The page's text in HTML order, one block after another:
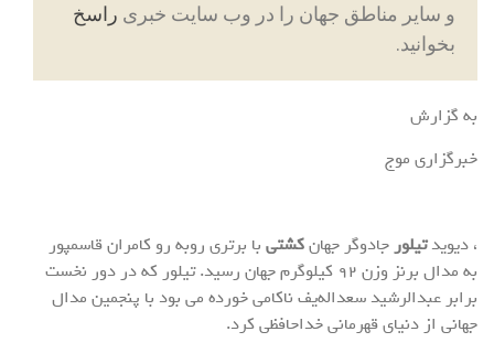
و سایر مناطق جهان را در وب سایت خبری راسخ
بخوانید.
به گزارش
خبرگزاری موج
​، دیویدتیلورجادوگر جهانکشتی با برتری روبه رو کامران قاسمپور
به مدال برنز وزن ۹۲ کیلوگرم جهان رسید. تیلور که در دور نخست
برابر عبدالرشید سعداله‌یف ناکامی خورده می بود با پنجمین مدال
جهانی از دنیای قهرمانی خداحافظی کرد.